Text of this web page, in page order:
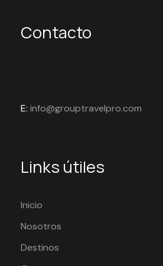
Contacto
E: info@grouptravelpro.com
Links útiles
Inicio
Nosotros
Destinos